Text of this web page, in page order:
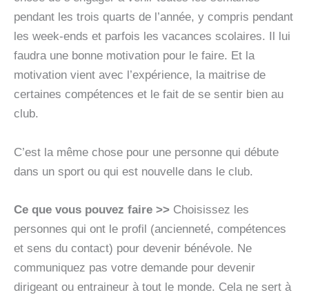
pendant les trois quarts de l’année, y compris pendant
les week-ends et parfois les vacances scolaires. Il lui
faudra une bonne motivation pour le faire. Et la
motivation vient avec l’expérience, la maitrise de
certaines compétences et le fait de se sentir bien au
club.
C’est la même chose pour une personne qui débute
dans un sport ou qui est nouvelle dans le club.
Ce que vous pouvez faire >> Choisissez les
personnes qui ont le profil (ancienneté, compétences
et sens du contact) pour devenir bénévole. Ne
communiquez pas votre demande pour devenir
dirigeant ou entraineur à tout le monde. Cela ne sert à